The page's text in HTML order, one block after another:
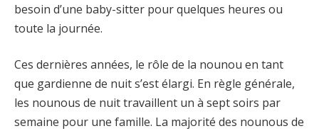
besoin d’une baby-sitter pour quelques heures ou
toute la journée.
Ces dernières années, le rôle de la nounou en tant
que gardienne de nuit s’est élargi. En règle générale,
les nounous de nuit travaillent un à sept soirs par
semaine pour une famille. La majorité des nounous de